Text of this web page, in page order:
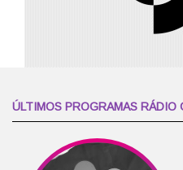
ÚLTIMOS PROGRAMAS RÁDIO